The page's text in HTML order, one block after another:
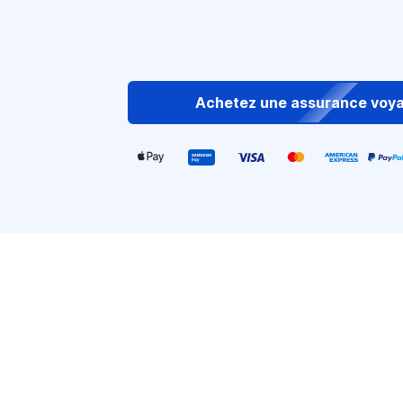
Achetez une assurance